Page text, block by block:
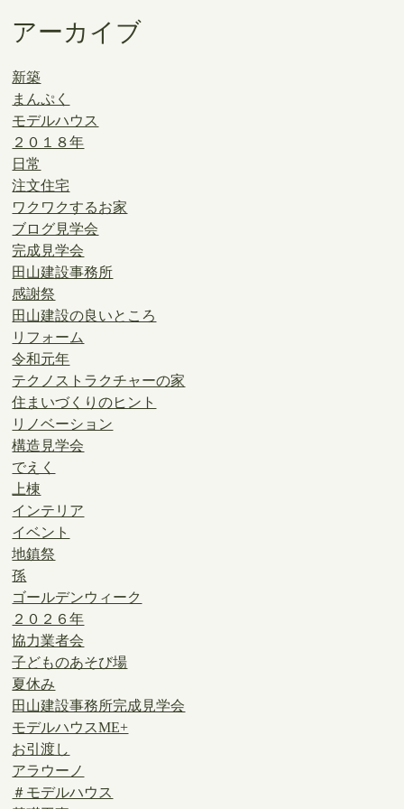
アーカイブ
新築
まんぷく
モデルハウス
２０１８年
日常
注文住宅
ワクワクするお家
ブログ見学会
完成見学会
田山建設事務所
感謝祭
田山建設の良いところ
リフォーム
令和元年
テクノストラクチャーの家
住まいづくりのヒント
リノベーション
構造見学会
でえく
上棟
インテリア
イベント
地鎮祭
孫
ゴールデンウィーク
２０２６年
協力業者会
子どものあそび場
夏休み
田山建設事務所完成見学会
モデルハウスME+
お引渡し
アラウーノ
＃モデルハウス